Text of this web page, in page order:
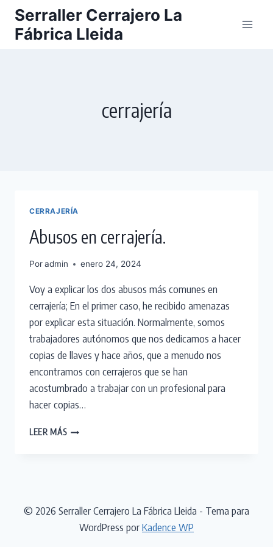
Saltar
contenido
Serraller Cerrajero La
Fábrica Lleida
cerrajería
CERRAJERÍA
Abusos en cerrajería.
Poradmin enero 24, 2024
Voy a explicar los dos abusos más comunes en
cerrajería; En el primer caso, he recibido amenazas
por explicar esta situación. Normalmente, somos
trabajadores autónomos que nos dedicamos a hacer
copias de llaves y hace años, que a menudo nos
encontramos con cerrajeros que se han
acostumbrado a trabajar con un profesional para
hacer copias…
LEER MÁSABUSOS
© 2026 Serraller Cerrajero La Fábrica Lleida - Tema para
WordPress porKadence WP